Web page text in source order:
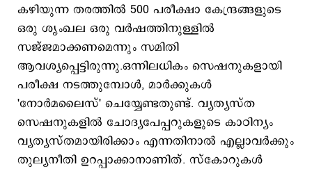
കഴിയുന്ന തരത്തിൽ 500 പരീക്ഷാ കേന്ദ്രങ്ങളുടെ
ഒരു ശൃംഖല ഒരു വർഷത്തിനുള്ളിൽ
സജ്ജമാക്കണമെന്നും സമിതി
ആവശ്യപ്പെട്ടിരുന്നു.ഒന്നിലധികം സെഷനുകളായി
പരീക്ഷ നടത്തുമ്പോൾ, മാർക്കുകൾ
'നോർമലൈസ്' ചെയ്യേണ്ടതുണ്ട്. വ്യത്യസ്ത
സെഷനുകളിൽ ചോദ്യപേപ്പറുകളുടെ കാഠിന്യം
വ്യത്യസ്തമായിരിക്കാം എന്നതിനാൽ എല്ലാവർക്കും
തുല്യനീതി ഉറപ്പാക്കാനാണിത്. സ്‌കോറുകൾ